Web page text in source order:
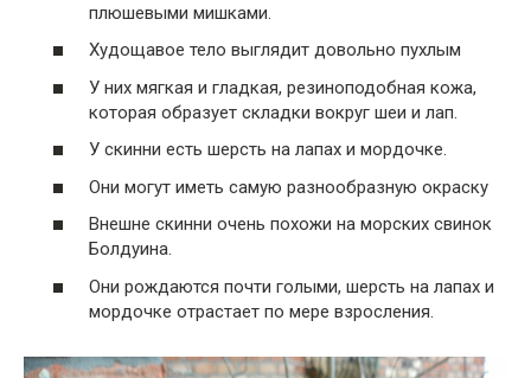
плюшевыми мишками.
Худощавое тело выглядит довольно пухлым
У них мягкая и гладкая, резиноподобная кожа,
которая образует складки вокруг шеи и лап.
У скинни есть шерсть на лапах и мордочке.
Они могут иметь самую разнообразную окраску
Внешне скинни очень похожи на морских свинок
Болдуина.
Они рождаются почти голыми, шерсть на лапах и
мордочке отрастает по мере взросления.